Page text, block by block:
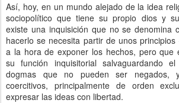
Así, hoy, en un mundo alejado de la idea
sociopolítico que tiene su propio dios y
existe una inquisición que no se denomina
hacerlo se necesita partir de unos
a la hora de exponer los hechos, pero que
su función inquisitorial salvaguardando
dogmas que no pueden ser negados,
coercitivos, principalmente de orden
expresar las ideas con libertad.